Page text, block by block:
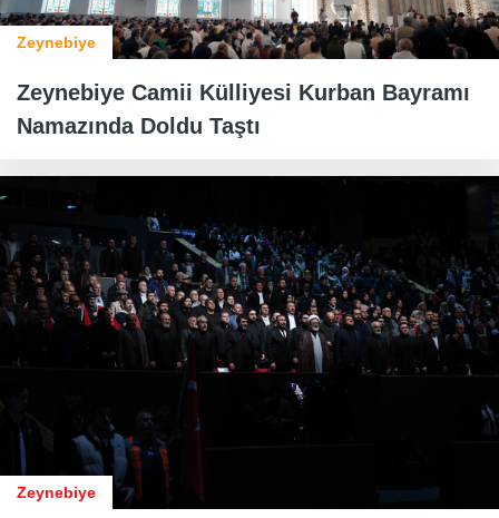
Zeynebiye
Zeynebiye Camii Külliyesi Kurban Bayramı
Namazında Doldu Taştı
Zeynebiye